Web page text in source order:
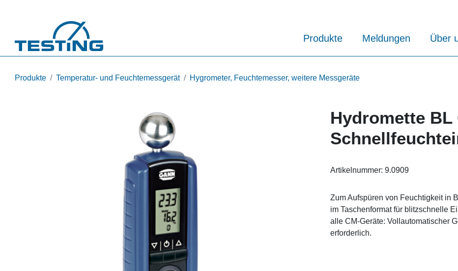
Produkte Meldungen Über
Produkte Temperatur- und Feuchtemessgerät Hygrometer, Feuchtemesser, weitere Messgeräte
Hydromette BL
Artikelnummer: 9.0909
Zum Aufspüren von Feuchtigkeit in
im Taschenformat für blitzschnelle
alle CM-Geräte: Vollautomatischer
erforderlich.